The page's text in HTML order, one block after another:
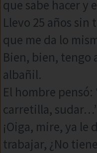
que sabe hacer y
Llevo 25 años sin
que me da lo
Bien, bien, tengo
albañil.
El hombre pensó:
carretilla,
¡Oiga, mire, ya le
trabajar, ¿No